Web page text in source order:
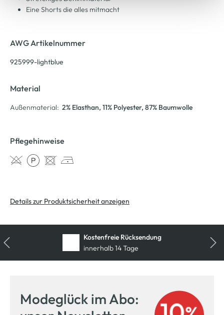
Eine Shorts die alles mitmacht
AWG Artikelnummer
925999-lightblue
Material
Außenmaterial: 2% Elasthan, 11% Polyester, 87% Baumwolle
Pflegehinweise
Details zur Produktsicherheit anzeigen
Kostenfreie Rücksendung
innerhalb 14 Tage
Modeglück im Abo: